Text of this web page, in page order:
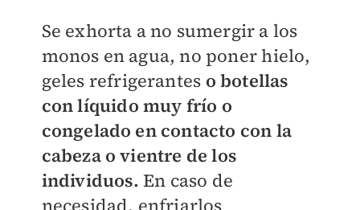
Se exhorta a no sumergir a los
monos en agua, no poner hielo,
geles refrigerantes o botellas
con líquido muy frío o
congelado en contacto con la
cabeza o vientre de los
individuos. En caso de